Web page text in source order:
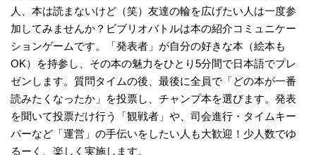
人、本は読まないけど（笑）友達の輪を広げたい人は一度参
加してみませんか？ビブリオバトルは本の紹介コミュニケー
ションゲームです。「発表者」が自分の好きな本（絵本も
OK）を持参し、その本の魅力をひとり5分間で日本語でプレ
ゼンします。質問タイムの後、最後に全員で「どの本が一番
読みたくなったか」を投票し、チャンプ本を選びます。発表
を聞いて投票だけ行う「観戦者」や、司会進行・タイムキー
パーなど「運営」の手伝いをしたい人も大歓迎！少人数でゆ
るーく、楽しく実施します。